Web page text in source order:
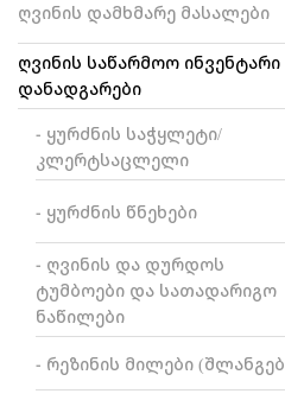
ღვინის დამხმარე მასალები
ღვინის საწარმოო
დანადგარები
- ყურძნის საჭყლეტი/
კლერტსაცლელი
- ყურძნის წნეხები
- ღვინის და დურდოს
ტუმბოები და სათადარიგო
ნაწილები
- რეზინის მილები